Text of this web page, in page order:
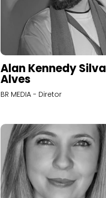
Alan Kennedy Silva
Alves
BR MEDIA - Diretor